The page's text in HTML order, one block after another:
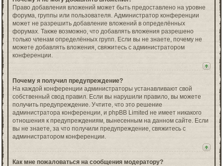
Право добавления вложений может быть предоставлено на уровне
форума, группы или пользователя. Администратор конференции
может не разрешить добавление вложений в определённых
форумах. Также возможно, что добавлять вложения разрешено
только членам определённых групп. Если вы не знаете, почему не
можете добавлять вложения, свяжитесь с администратором
конференции.
Почему я получил предупреждение?
На каждой конференции администраторы устанавливают свой
собственный свод правил. Если вы нарушили правило, вы можете
получить предупреждение. Учтите, что это решение
администратора конференции, и phpBB Limited не имеет никакого
отношения к предупреждениям, вынесенным на данном сайте. Если
вы не знаете, за что получили предупреждение, свяжитесь с
администратором конференции.
Как мне пожаловаться на сообщения модератору?